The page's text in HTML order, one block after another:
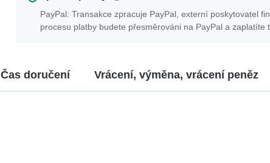
PayPal: Transakce zpracuje PayPal, externí poskytovatel
procesu platby budete přesměrováni na PayPal a zaplatíte
Čas doručení Vrácení, výměna, vrácení peněz